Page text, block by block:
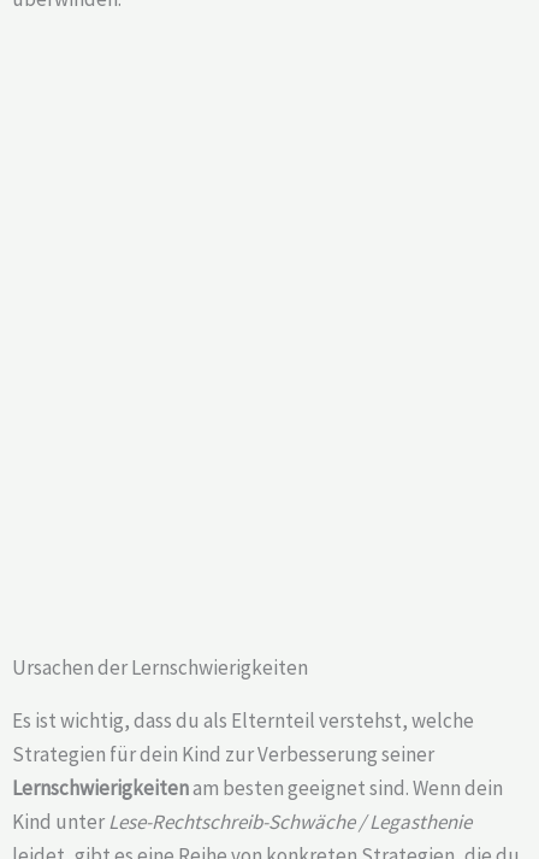
Ursachen der Lernschwierigkeiten
Es ist wichtig, dass du als Elternteil verstehst, welche
Strategien für dein Kind zur Verbesserung seiner
Lernschwierigkeitenam besten geeignet sind. Wenn dein
Kind unterLese-Rechtschreib-Schwäche / Legasthenie